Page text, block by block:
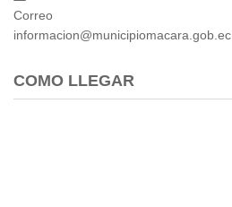
Correo
informacion@municipiomacara.gob.ec
COMO LLEGAR